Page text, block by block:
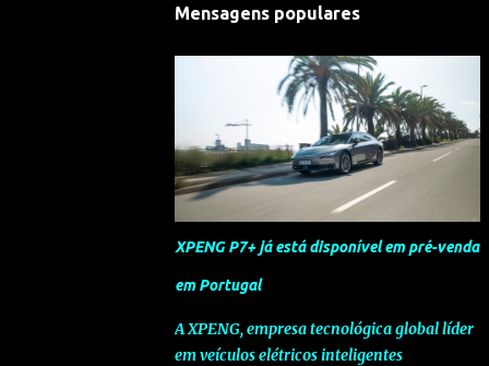
Mensagens populares
XPENG P7+ já está disponível em pré-venda
em Portugal
A XPENG, empresa tecnológica global líder
em veículos elétricos inteligentes